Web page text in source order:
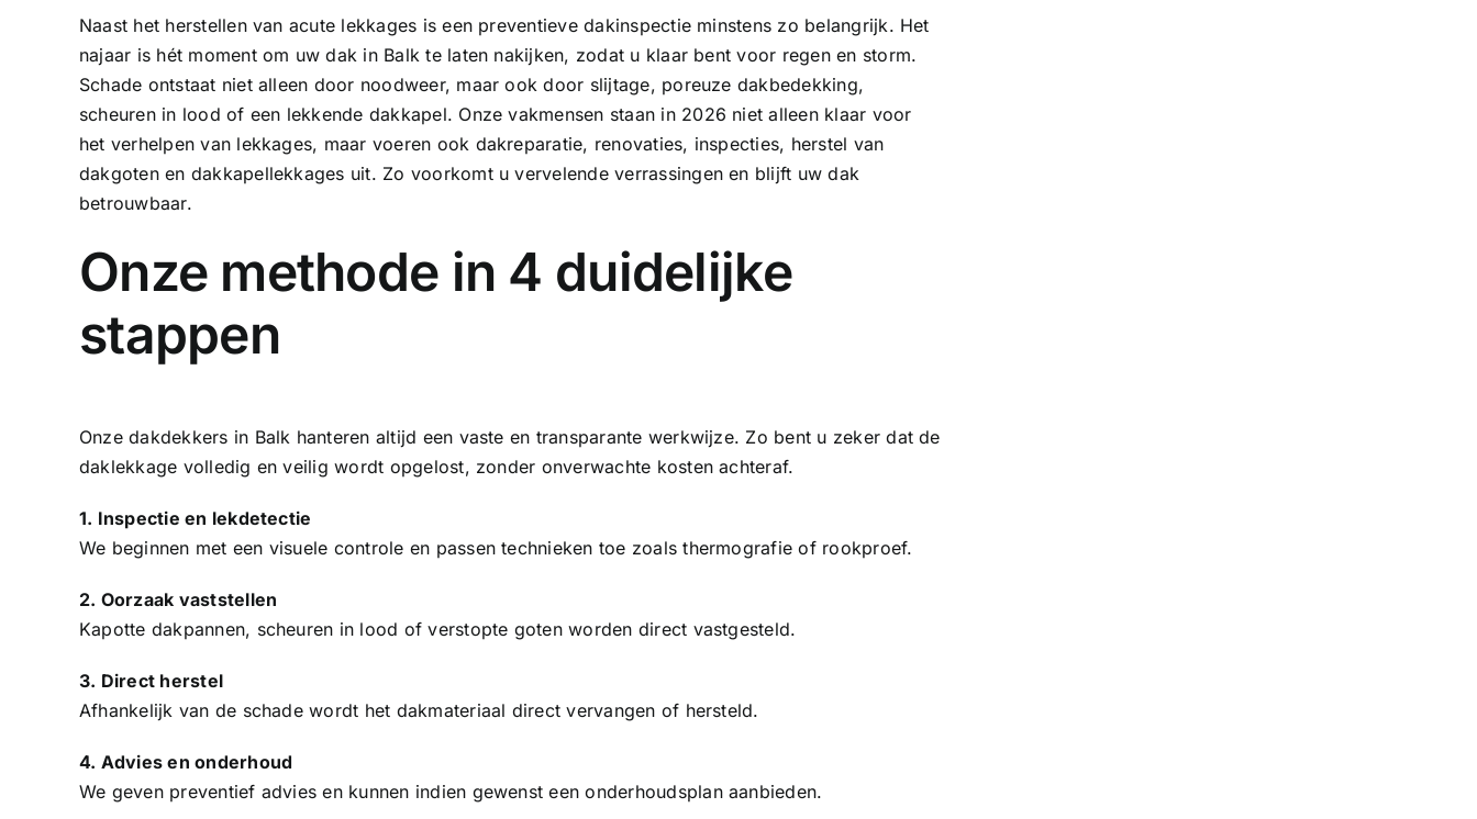
Naast het herstellen van acute lekkages is een preventieve dakinspectie minstens zo belangrijk. Het
najaar is hét moment om uw dak in Balk te laten nakijken, zodat u klaar bent voor regen en storm.
Schade ontstaat niet alleen door noodweer, maar ook door slijtage, poreuze dakbedekking,
scheuren in lood of een lekkende dakkapel. Onze vakmensen staan in 2026 niet alleen klaar voor
het verhelpen van lekkages, maar voeren ook dakreparatie, renovaties, inspecties, herstel van
dakgotenen dakkapellekkages uit. Zo voorkomt u vervelende verrassingen en blijft uw dak
betrouwbaar.
Onze methode in 4 duidelijke
stappen
Onze dakdekkers in Balk hanteren altijd een vaste en transparante werkwijze. Zo bent u zeker dat de
daklekkage volledig en veilig wordt opgelost, zonder onverwachte kosten achteraf.
1. Inspectie en lekdetectie
We beginnen met een visuele controle en passen technieken toe zoals thermografie of rookproef.
2. Oorzaak vaststellen
Kapotte dakpannen, scheuren in lood of verstopte goten worden direct vastgesteld.
3. Direct herstel
Afhankelijk van de schade wordt het dakmateriaal direct vervangen of hersteld.
4. Advies en onderhoud
We geven preventief advies en kunnen indien gewenst een onderhoudsplan aanbieden.